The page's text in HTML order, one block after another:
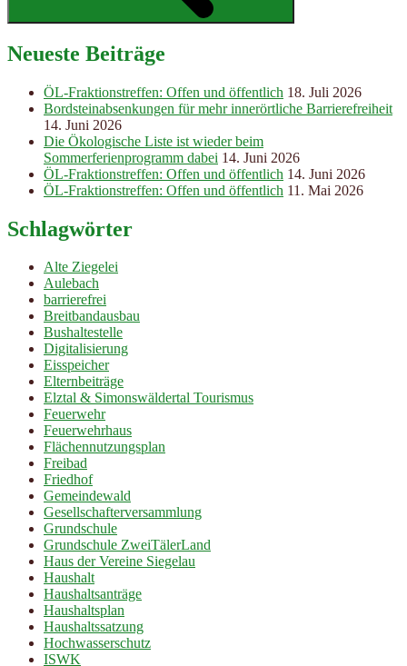
Neueste Beiträge
ÖL-Fraktionstreffen: Offen und öffentlich 18. Juli 2026
Bordsteinabsenkungen für mehr innerörtliche Barrierefreiheit
14. Juni 2026
Die Ökologische Liste ist wieder beim
Sommerferienprogramm dabei 14. Juni 2026
ÖL-Fraktionstreffen: Offen und öffentlich 14. Juni 2026
ÖL-Fraktionstreffen: Offen und öffentlich 11. Mai 2026
Schlagwörter
Alte Ziegelei
Aulebach
barrierefrei
Breitbandausbau
Bushaltestelle
Digitalisierung
Eisspeicher
Elternbeiträge
Elztal & Simonswäldertal Tourismus
Feuerwehr
Feuerwehrhaus
Flächennutzungsplan
Freibad
Friedhof
Gemeindewald
Gesellschafterversammlung
Grundschule
Grundschule ZweiTälerLand
Haus der Vereine Siegelau
Haushalt
Haushaltsanträge
Haushaltsplan
Haushaltssatzung
Hochwasserschutz
ISWK